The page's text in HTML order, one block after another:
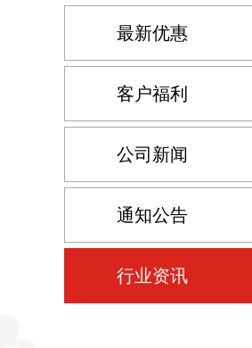
最新优惠
客户福利
公司新闻
通知公告
行业资讯